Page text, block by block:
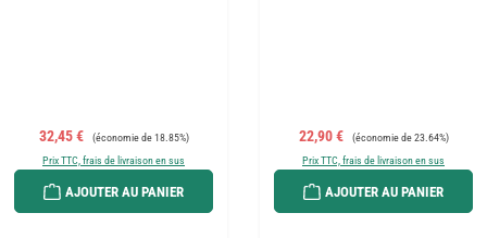
Prix de vente :
32,45 € Prix régulier :
(économie de 18.85%)
Prix TTC, frais de livraison en sus
AJOUTER AU PANIER
Prix de vente :
22,90 € Prix régulier :
(économie de 23.64%)
Prix TTC, frais de livraison en sus
AJOUTER AU PANIER